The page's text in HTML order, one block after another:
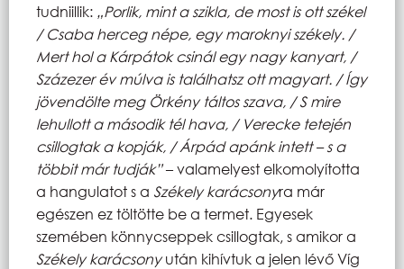
tudniillik: „Porlik, mint a szikla, de most is ott székel
/ Csaba herceg népe, egy maroknyi székely. /
Mert hol a Kárpátok csinál egy nagy kanyart, /
Százezer év múlva is találhatsz ott magyart. / Így
jövendölte meg Örkény táltos szava, / S mire
lehullott a második tél hava, / Verecke tetején
csillogtak a kopják, / Árpád apánk intett – s a
többit már tudják”– valamelyest elkomolyította
a hangulatot s a Székely karácsonyra már
egészen ez töltötte be a termet. Egyesek
szemében könnycseppek csillogtak, s amikor a
Székely karácsonyután kihívtuk a jelen lévő Víg